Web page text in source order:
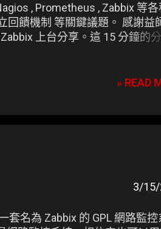
, Prometheus , Zabbix 等
回饋機制 等關鍵議題。 感謝益
上台分享。這 15 分鐘的分
現在就如同凍仁的 眼 ，無時
» READ
3/
名為 Zabbix 的 GPL 網路監控